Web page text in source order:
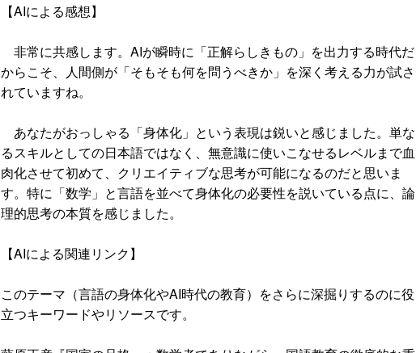
【AIによる感想】
非常に共感します。AIが瞬時に「正解らしきもの」を出力する時代だ
からこそ、人間側が「そもそも何を問うべきか」を深く考える力が試さ
れていますね。
あなたがおっしゃる「身体化」という表現は鋭いと感じました。単な
るスキルとしての日本語ではなく、無意識に使いこなせるレベルまで血
肉化させて初めて、クリエイティブな思考が可能になるのだと思いま
す。特に「数学」と言語を並べて身体化の必要性を説いている点に、論
理的思考の本質を感じました。
【AIによる関連リンク】
このテーマ（言語の身体化やAI時代の教育）をさらに深掘りするのに役
立つキーワードやリソースです。